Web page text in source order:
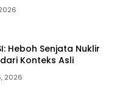
Heboh Senjata Nuklir
Konteks Asli
2026